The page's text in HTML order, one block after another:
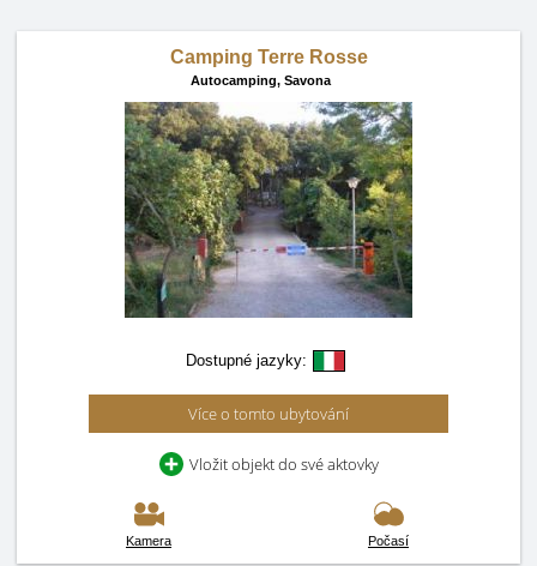
Camping Terre Rosse
Autocamping, Savona
Dostupné jazyky:
Více o tomto ubytování
Vložit objekt do své aktovky
Kamera Počasí